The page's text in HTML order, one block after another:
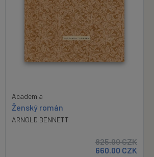
Academia
Ženský román
ARNOLD BENNETT
825.00CZK
660.00 CZK